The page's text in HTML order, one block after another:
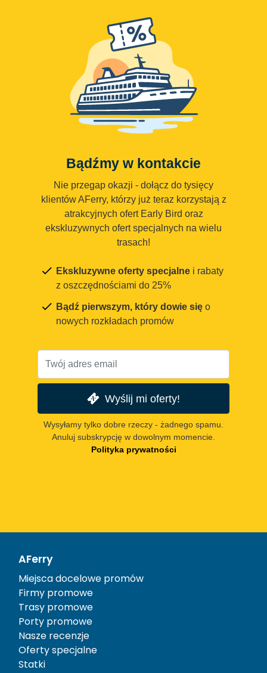
Bądźmy w kontakcie
Nie przegap okazji - dołącz do tysięcy
klientów AFerry, którzy już teraz korzystają z
atrakcyjnych ofert Early Bird oraz
ekskluzywnych ofert specjalnych na wielu
trasach!
Ekskluzywne oferty specjalne i rabaty
z oszczędnościami do 25%
Bądź pierwszym, który dowie się o
nowych rozkładach promów
Wyślij mi oferty!
Wysyłamy tylko dobre rzeczy - żadnego spamu.
Anuluj subskrypcję w dowolnym momencie.
Polityka prywatności
AFerry
Miejsca docelowe promów
Firmy promowe
Trasy promowe
Porty promowe
Nasze recenzje
Oferty specjalne
Statki